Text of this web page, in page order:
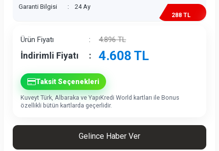
Garanti Bilgisi
: 24 Ay
288 TL
Ürün Fiyatı : 4.896TL
İndirimli Fiyatı : 4.608 TL
Taksit Seçenekleri
Kuveyt Türk, Albaraka ve YapıKredi World kartları ile Bonus
özellikli bütün kartlarda geçerlidir.
Gelince Haber Ver